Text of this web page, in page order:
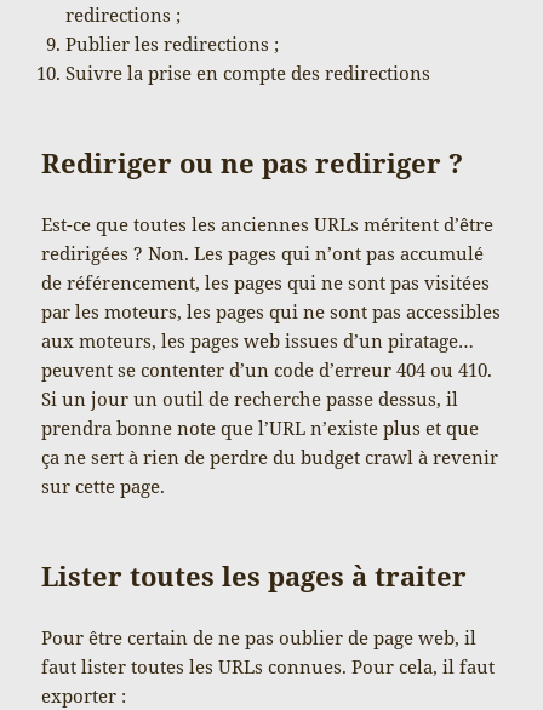
redirections ;
Publier les redirections ;
Suivre la prise en compte des redirections
Rediriger ou ne pas rediriger ?
Est-ce que toutes les anciennes URLs méritent d’être
redirigées ? Non. Les pages qui n’ont pas accumulé
de référencement, les pages qui ne sont pas visitées
par les moteurs, les pages qui ne sont pas accessibles
aux moteurs, les pages web issues d’un piratage…
peuvent se contenter d’un code d’erreur 404 ou 410.
Si un jour un outil de recherche passe dessus, il
prendra bonne note que l’URL n’existe plus et que
ça ne sert à rien de perdre du budget crawl à revenir
sur cette page.
Lister toutes les pages à traiter
Pour être certain de ne pas oublier de page web, il
faut lister toutes les URLs connues. Pour cela, il faut
exporter :